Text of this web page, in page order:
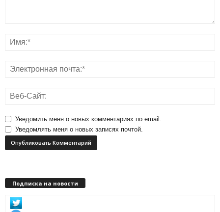
Уведомить меня о новых комментариях по email.
Уведомлять меня о новых записях почтой.
Подписка на новости